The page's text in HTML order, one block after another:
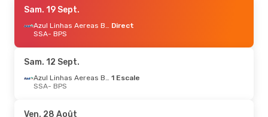
Sam. 12 Sept.
Azul Linhas Aereas Brasileiras Direct
SSA- BPS
1 Escale
BPS- SSA
Jeu. 27 Août
SSA- BPS
Sam. 19 Sept.
Azul Linhas Aereas Brasileiras Direct
SSA- BPS
Sam. 12 Sept.
Azul Linhas Aereas Brasileiras 1 Escale
SSA- BPS
Ven. 28 Août